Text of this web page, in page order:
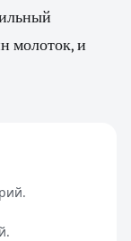
молоток, и